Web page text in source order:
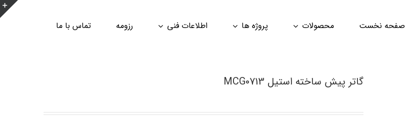
صفحه نخست محصولات پروژه ها اطلاعات فنی رزومه تماس با ما
گاتر پیش ساخته استیل MCG0713